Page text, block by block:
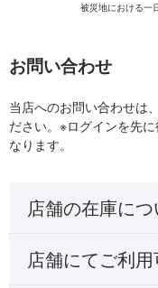
被災地における一
お問い合わせ
当店へのお問い合わせは
ださい。※ログインを先
なります。
店舗の在庫につ
店舗にてご利